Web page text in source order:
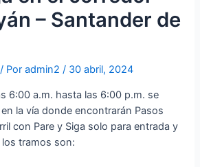
– Santander de
/ Poradmin2 / 30 abril, 2024
6:00 a.m. hasta las 6:00 p.m. se
la vía donde encontrarán Pasos
con Pare y Siga solo para entrada y
tramos son: